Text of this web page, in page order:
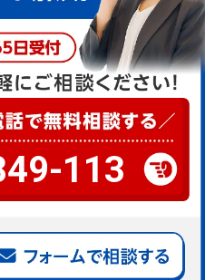
113